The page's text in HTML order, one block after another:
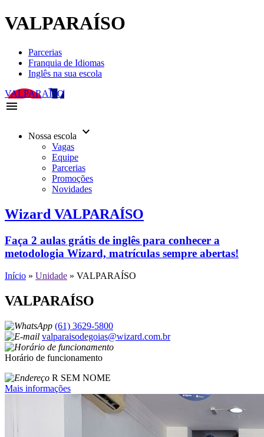
VALPARAÍSO
Parcerias
Franquia de Idiomas
Inglês na sua escola
VALPARAÍSO
menu
Nossa escola keyboard_arrow_down
Vagas
Equipe
Parcerias
Promoções
Novidades
Wizard VALPARAÍSO
Faça 2 aulas grátis de inglês para conhecer a
metodologia Wizard, matrículas sempre abertas!
Início » Unidade » VALPARAÍSO
VALPARAÍSO
(61) 3629-5800
valparaisodegoias@wizard.com.br
Horário de funcionamento
R SEM NOME
Mais informações